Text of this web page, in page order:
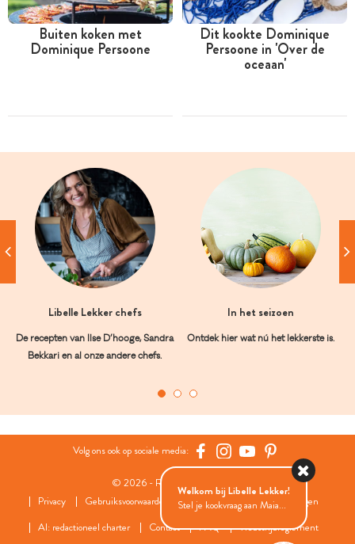
Buiten koken met
Dominique Persoone
Dit kookte Dominique
Persoone in 'Over de
oceaan'
Libelle Lekker chefs
De recepten van Ilse D’hooge, Sandra
Bekkari en al onze andere chefs.
In het seizoen
Ontdek hier wat nú het lekkerste is.
Volg ons ook op sociale media:
© 2026 - Roularta Media Group
Privacy
Gebruiksvoorwaarden Cookies
Cookies instellingen
AI: redactioneel charter
Contact FAQ Wedstrijdreglement
Welkom bij Libelle Lekker!
Stel je kookvraag aan Maia...